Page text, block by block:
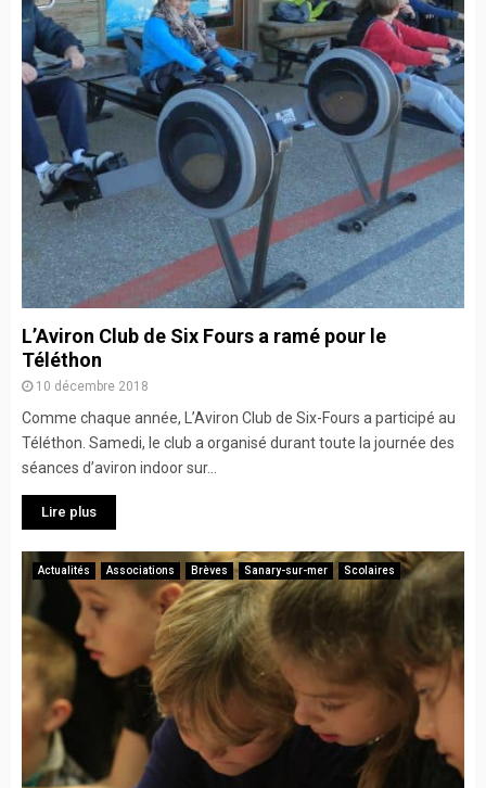
L’Aviron Club de Six Fours a ramé pour le
Téléthon
10 décembre 2018
Comme chaque année, L’Aviron Club de Six-Fours a participé au
Téléthon. Samedi, le club a organisé durant toute la journée des
séances d’aviron indoor sur...
Lire plus
Actualités Associations Brèves Sanary-sur-mer Scolaires